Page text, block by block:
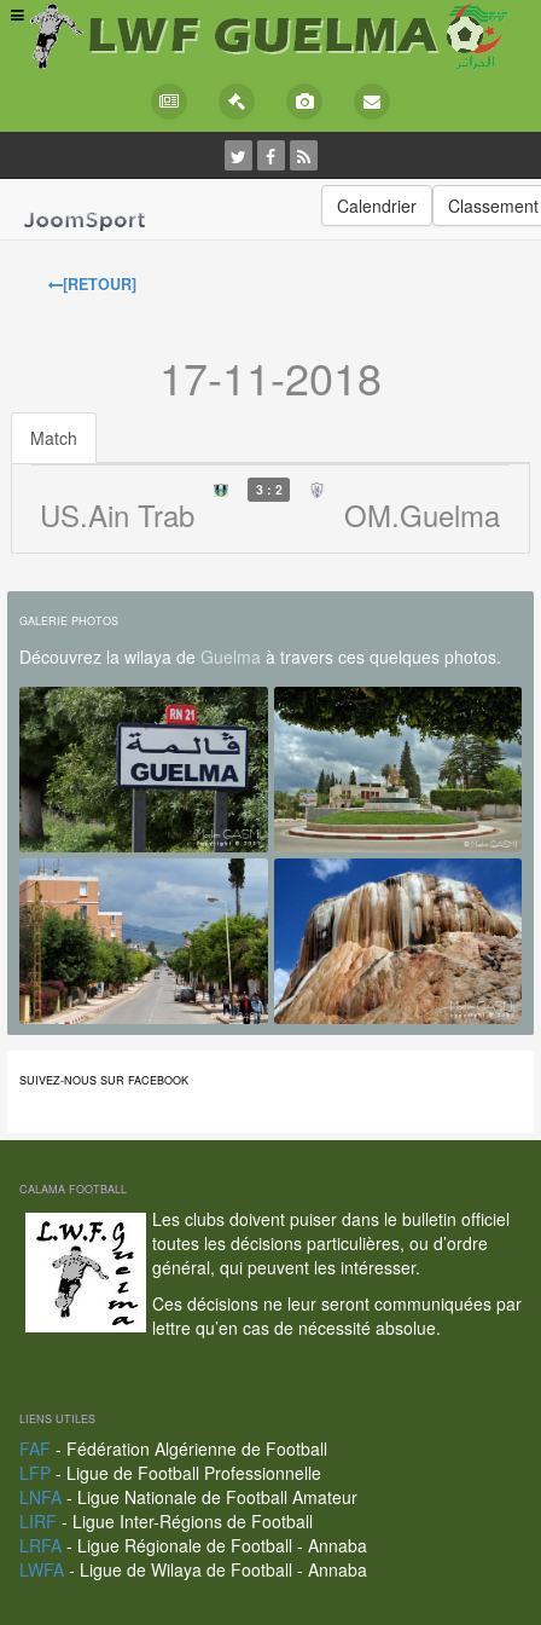
Calendrier Classement
[RETOUR]
17-11-2018
Match
US.Ain Trab
3 : 2
OM.Guelma
GALERIE PHOTOS
Découvrez la wilaya de Guelma à travers ces quelques photos.
SUIVEZ-NOUS SUR FACEBOOK
CALAMA FOOTBALL
Les clubs doivent puiser dans le bulletin officiel
toutes les décisions particulières, ou d’ordre
général, qui peuvent les intéresser.
Ces décisions ne leur seront communiquées par
lettre qu’en cas de nécessité absolue.
LIENS UTILES
FAF - Fédération Algérienne de Football
LFP- Ligue de Football Professionnelle
LNFA- Ligue Nationale de Football Amateur
LIRF - Ligue Inter-Régions de Football
LRFA- Ligue Régionale de Football - Annaba
LWFA- Ligue de Wilaya de Football - Annaba